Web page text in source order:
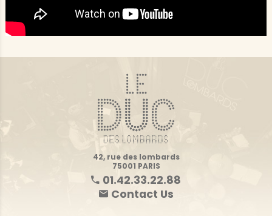
42, rue des lombards
75001 PARIS
01.42.33.22.88
Contact Us